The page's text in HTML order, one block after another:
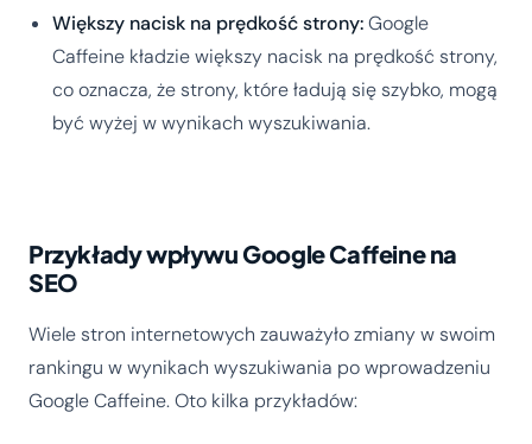
Większy nacisk na prędkość strony:Google
Caffeine kładzie większy nacisk na prędkość strony,
co oznacza, że strony, które ładują się szybko, mogą
być wyżej w wynikach wyszukiwania.
Przykłady wpływu Google Caffeine na
SEO
Wiele stron internetowych zauważyło zmiany w swoim
rankingu w wynikach wyszukiwania po wprowadzeniu
Google Caffeine. Oto kilka przykładów: